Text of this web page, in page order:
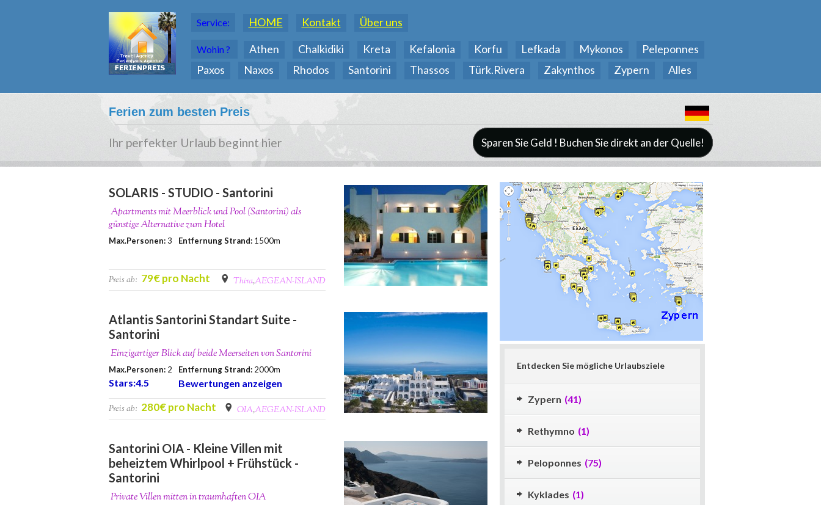
Service: HOME Kontakt Über uns
Wohin ? Athen Chalkidiki Kreta Kefalonia Korfu Lefkada Mykonos
Peleponnes
Paxos
Naxos Rhodos Santorini Thassos Türk.Rivera Zakynthos Zypern Alles
Ferien zum besten Preis
Ihr perfekter Urlaub beginnt hier Sparen Sie Geld ! Buchen Sie direkt an der Quelle!
SOLARIS - STUDIO - Santorini
Apartments mit Meerblick und Pool (Santorini) als
günstige Alternative zum Hotel
Max.Personen:3 Entfernung Strand: 1500m
Preis ab: 79€ pro Nacht Thira,AEGEAN-ISLAND
Atlantis Santorini Standart Suite -
Santorini
Einzigartiger Blick auf beide Meerseiten von Santorini
Max.Personen: 2 Entfernung Strand: 2000m
Stars:4.5 Bewertungen anzeigen
Preis ab: 280€ pro Nacht OIA,AEGEAN-ISLAND
Santorini OIA - Kleine Villen mit
beheiztem Whirlpool + Frühstück -
Santorini
Private Villen mitten in traumhaften OIA
Entdecken Sie mögliche Urlaubsziele
Zypern (41)
Rethymno (1)
Peloponnes (75)
Kyklades (1)